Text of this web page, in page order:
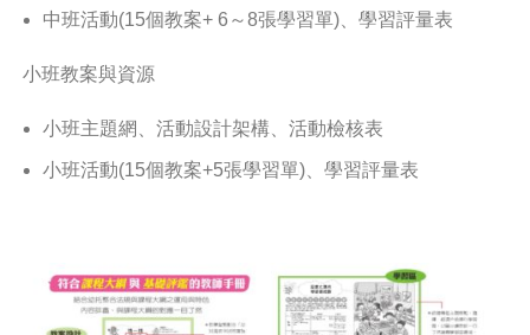
中班活動(15個教案+ 6～8張學習單)、學習評量表
小班教案與資源
小班主題網、活動設計架構、活動檢核表
小班活動(15個教案+5張學習單)、學習評量表